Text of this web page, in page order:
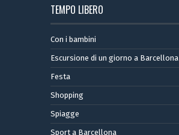
TEMPO LIBERO
Con i bambini
Escursione di un giorno a Barcellona
Festa
Shopping
Spiagge
Sport a Barcellona